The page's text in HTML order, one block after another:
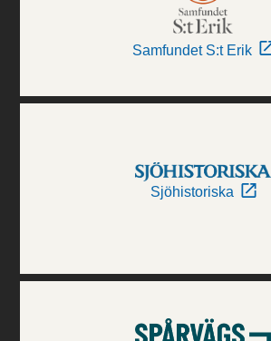
Samfundet S:t Erik
Sjöhistoriska